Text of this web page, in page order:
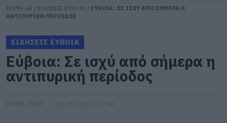
EVIMA.GR / ΕΙΔΗΣΕΙΣ ΕΥΒΟΙΑ / ΕΥΒΟΙΑ: ΣΕ ΙΣΧΥ ΑΠΟ ΣΗΜΕΡΑ Η
ΑΝΤΙΠΥΡΙΚΗ ΠΕΡΙΟΔΟΣ
ΕΙΔΗΣΕΙΣ ΕΥΒΟΙΑ
Εύβοια: Σε ισχύ από σήμερα η
αντιπυρική περίοδος